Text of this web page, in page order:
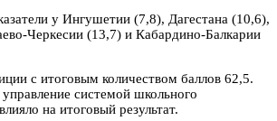
у Ингушетии (7,8), Дагестана (10,6),
Черкесии (13,7) и Кабардино-Балкарии
с итоговым количеством баллов 62,5.
системой школьного
на итоговый результат.